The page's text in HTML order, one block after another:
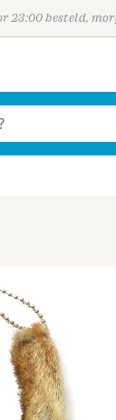
23:00 besteld,